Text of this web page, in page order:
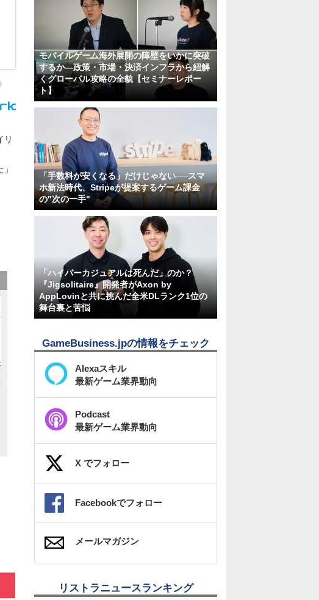
リ
モバイルゲーム海外展開の障壁をいかに突破
するか―政策・市場・決済インフラから紐解
くグローバル攻略の全貌【セミナーレポー
ト】
「手数料が安くなる」だけじゃない──スマ
ホ新法時代、Stripeが提案するゲーム課金
の"次の一手"
「ハイパーカジュアルは死んだ」のか？
『Jigsolitaire』開発者がAxon by
AppLovinと共に挑んだ全米DLランク1位の
舞台裏と苦悩
GameBusiness.jpの情報をチェック
Alexaスキル
最新ゲーム業界動向
Podcast
最新ゲーム業界動向
X でフォロー
Facebookでフォロー
メールマガジン
リストラニュースランキング